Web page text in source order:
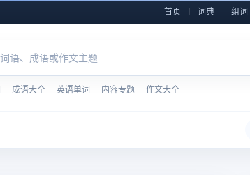
首页 词典 组词
成语大全 英语单词 内容专题 作文大全